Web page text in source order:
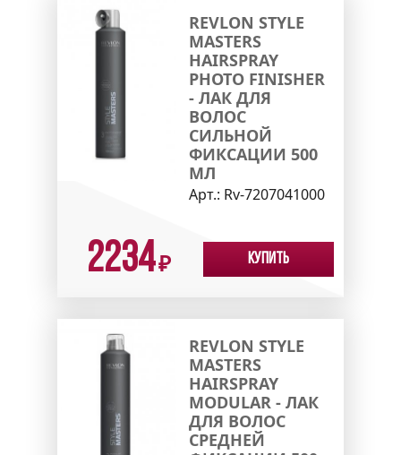
REVLON STYLE
MASTERS
HAIRSPRAY
PHOTO FINISHER
- ЛАК ДЛЯ
ВОЛОС
СИЛЬНОЙ
ФИКСАЦИИ 500
МЛ
Арт.: Rv-7207041000
2234₽ Купить
REVLON STYLE
MASTERS
HAIRSPRAY
MODULAR - ЛАК
ДЛЯ ВОЛОС
СРЕДНЕЙ